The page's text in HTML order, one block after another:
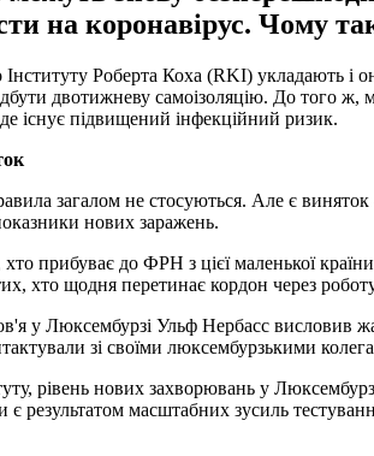
на коронавірус. Чому
Інституту Роберта Коха (RKI) укладають
двотижневу самоізоляцію. До того
існує підвищений інфекційний ризик.
загалом не стосуються. Але є
нових заражень.
прибуває до ФРН з цієї маленької
хто щодня перетинає кордон через
у Люксембурзі Ульф Нербасс висловив
зі своїми люксембурзькими
рівень нових захворювань у
результатом масштабних зусиль